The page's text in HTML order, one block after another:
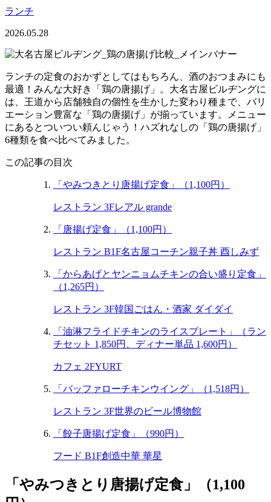
ランチ
2026.05.28
ランチの定食のおかずとしてはもちろん、酒のおつまみにも
最適！みんな大好き「鶏の唐揚げ」。大名古屋ビルヂングに
は、王道から店舗独自の個性を生かした変わり種まで、バリ
エーション豊富な「鶏の唐揚げ」が揃っています。メニュー
にあるとついつい頼んじゃう！ハズれなしの「鶏の唐揚げ」
6種類を食べ比べてみました。
この記事の目次
「やみつきとり唐揚げ定食」（1,100円）
レストラン 3Fレアル grande
「唐揚げ定食」（1,100円）
レストラン B1F名古屋コーチン親子丼 酉しみず
「からあげとヤンニョムチキンの合い盛り定食」
（1,265円）
レストラン 3F韓国ごはん・酒家 ダイダイ
「油淋フライドチキンのライスプレート」（ラン
チセット 1,850円、ディナー単品 1,600円）
カフェ 2FYURT
「バッファローチキンウイング」（1,518円）
レストラン 3F世界のビール博物館
「餃子唐揚げ定食」（990円）
フード B1F創造中華 華星
「やみつきとり唐揚げ定食」（1,100